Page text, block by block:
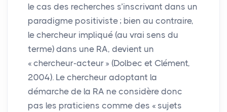
le cas des recherches s’inscrivant dans un
paradigme positiviste ; bien au contraire,
le chercheur impliqué (au vrai sens du
terme) dans une RA, devient un
« chercheur-acteur » (Dolbec et Clément,
2004). Le chercheur adoptant la
démarche de la RA ne considère donc
pas les praticiens comme des « sujets